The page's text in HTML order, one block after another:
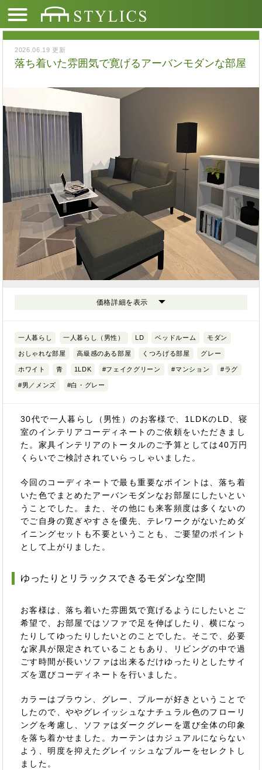
2026.06.19 更新
落ち着いた雰囲気で寛げるアーバンモダンな部屋
価格詳細を表示
一人暮らし 一人暮らし（男性） LD ベッドルーム モダン
おしゃれな部屋 高級感のある部屋 くつろげる部屋 グレー
ホワイト 青 1LDK #フェイクグリーン #マンション #ラグ
#男／メンズ #白・グレー
30代で一人暮らし（男性）のお客様で、1LDKのLD、寝
室のインテリアコーディネートのご依頼をいただきまし
た。家具インテリアのトータルのご予算としては40万円
くらいでご検討されていらっしゃいました。
今回のコーディネートで最も重要なポイントは、落ち着
いた色でまとめたアーバンモダンなお部屋にしたいとい
うことでした。また、その他にも来客頻度は多くないの
でご自身の寛ぎやすさを優先、テレワークがないためダ
イニングセットも不要ということも、ご要望のポイント
として上がりました。
ゆったりとリラックスできるモダンな空間
お客様は、落ち着いた雰囲気で寛げるようにしたいとご
希望で、お部屋ではソファで足を伸ばしたり、横になっ
たりしてゆったりしたいとのことでした。そこで、必要
な家具が限定されていることもあり、リビングの中で過
ごす時間が長いソファは出来るだけゆったりとしたサイ
ズを選びコーディネートを行いました。
カラーはブラウン、グレー、ブルーが好きということで
したので、ややグレイッシュなナチュラル色のフローリ
ングを考慮し、ソファはダークグレーを選び全体の印象
を落ち着かせました。カーテンはカジュアルにならない
よう、明度を抑えたグレイッシュなブルーをセレクトし
ました。